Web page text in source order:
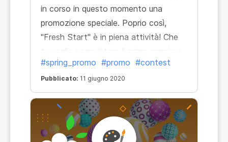
in corso in questo momento una
promozione speciale. Poprio così,
"Fresh Start" è in piena attività! Che
tu voglia conquistare il primo premio e
vincere $1000, oppure, semplicemente
aggiungendo tre utenti, avere la
fortuna di vincere $10 - abbiamo
fantastiche notizie per te! Stiamo
modificando i termini di partecipazione
al concorso - da questo momento in
#spring_promo #promo #contest
Pubblicato: 11 giugno 2020